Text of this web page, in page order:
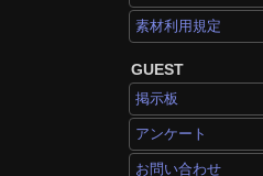
素材利用規定
GUEST
掲示板
アンケート
お問い合わせ